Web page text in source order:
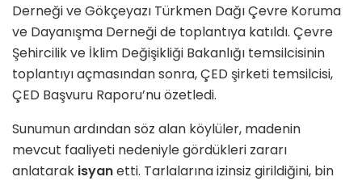
Derneği ve Gökçeyazı Türkmen Dağı Çevre Koruma
ve Dayanışma Derneği de toplantıya katıldı. Çevre
Şehircilik ve İklim Değişikliği Bakanlığı temsilcisinin
toplantıyı açmasından sonra, ÇED şirketi temsilcisi,
ÇED Başvuru Raporu’nu özetledi.
Sunumun ardından söz alan köylüler, madenin
mevcut faaliyeti nedeniyle gördükleri zararı
anlatarak isyanetti. Tarlalarına izinsiz girildiğini, bin